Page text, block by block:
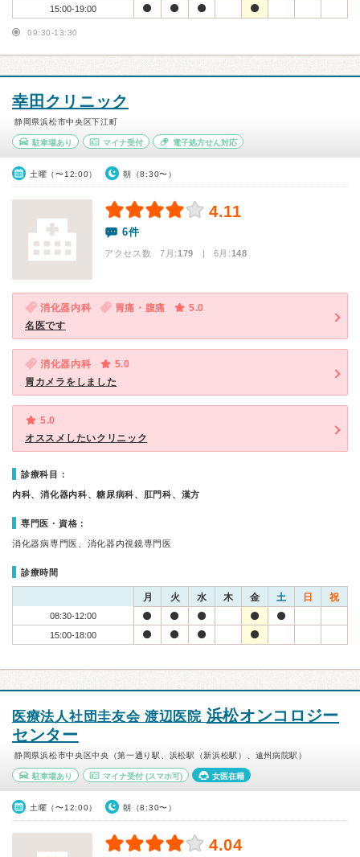
15:00-19:00
09:30-13:30
幸田クリニック
静岡県浜松市中央区下江町
駐車場あり マイナ受付 電子処方せん対応
土曜（〜12:00） 朝（8:30〜）
4.11
6件
アクセス数 7月:179 | 6月:148
消化器内科 胃痛・腹痛
5.0
名医です
消化器内科
5.0
胃カメラをしました
5.0
オススメしたいクリニック
診療科目：
内科、消化器内科、糖尿病科、肛門科、漢方
専門医・資格：
消化器病専門医、消化器内視鏡専門医
診療時間
月 火 水 木 金 土 日 祝
08:30-12:00
15:00-18:00
医療法人社団圭友会 渡辺医院 浜松オンコロジー
センター
静岡県浜松市中央区中央（第一通り駅、浜松駅（新浜松駅）、遠州病院駅）
駐車場あり マイナ受付(スマホ可) 女医在籍
土曜（〜12:00） 朝（8:30〜）
4.04